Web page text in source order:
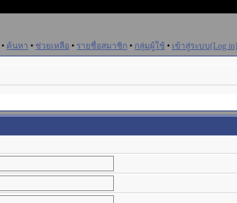
• ค้นหา • ช่วยเหลือ • รายชื่อสมาชิก • กลุ่มผู้ใช้ • เข้าสู่ระบบ(Log in)